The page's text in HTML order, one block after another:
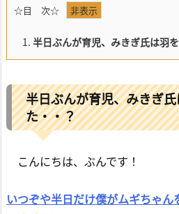
☆目 次☆
1. 半日ぶんが育児、みきぎ氏は羽
半日ぶんが育児、みきぎ
た・・？
こんにちは、ぶんです！
いつぞや半日だけ僕がムギちゃん